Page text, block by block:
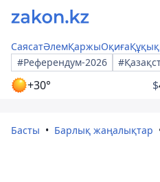
СаясатӘлемҚаржыОқиғаҚұқық
#Референдум-2026
+30° $
Басты Барлық жаңалықтар